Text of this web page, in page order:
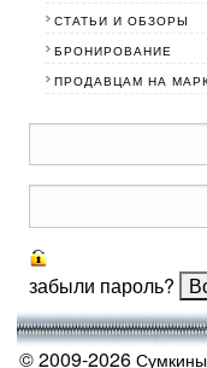
СТАТЬИ И ОБЗОРЫ
БРОНИРОВАНИЕ
ПРОДАВЦАМ НА
забыли пароль?
© 2009-2026